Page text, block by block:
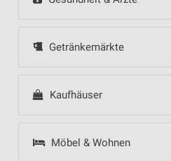
Getränkemärkte
Kaufhäuser
Möbel & Wohnen